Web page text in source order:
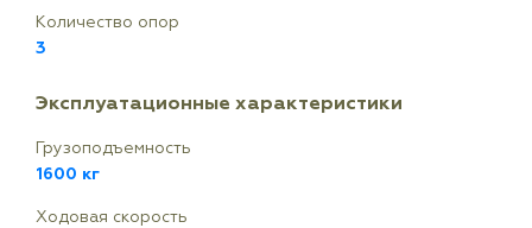
Количество опор
3
Эксплуатационные характеристики
Грузоподъемность
1600 кг
Ходовая скорость